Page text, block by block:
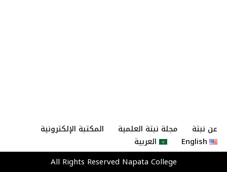
عن نبتة مجلة نبتة العلمية
المكتبة الإلكترونية
English
العربية
All Rights Reserved Napata College